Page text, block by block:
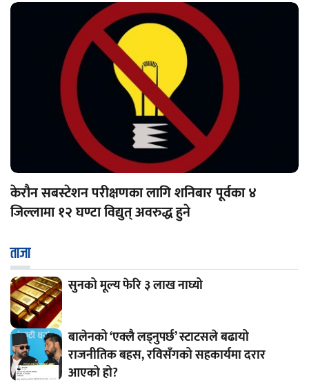
केरौन सबस्टेशन परीक्षणका लागि शनिबार पूर्वका ४
जिल्लामा १२ घण्टा विद्युत् अवरुद्ध हुने
ताजा
सुनको मूल्य फेरि ३ लाख नाघ्यो
बालेनको ‘एक्लै लड्नुपर्छ’ स्टाटसले बढायो
राजनीतिक बहस, रविसँगको सहकार्यमा दरार
आएको हो?